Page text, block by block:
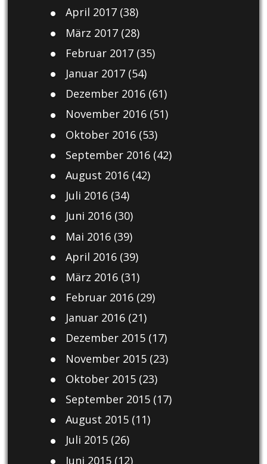
April 2017(38)
März 2017(28)
Februar 2017(35)
Januar 2017(54)
Dezember 2016(61)
November 2016(51)
Oktober 2016(53)
September 2016(42)
August 2016(42)
Juli 2016(34)
Juni 2016(30)
Mai 2016(39)
April 2016(39)
März 2016(31)
Februar 2016(29)
Januar 2016(21)
Dezember 2015(17)
November 2015(23)
Oktober 2015(23)
September 2015(17)
August 2015(11)
Juli 2015(26)
Juni 2015(12)